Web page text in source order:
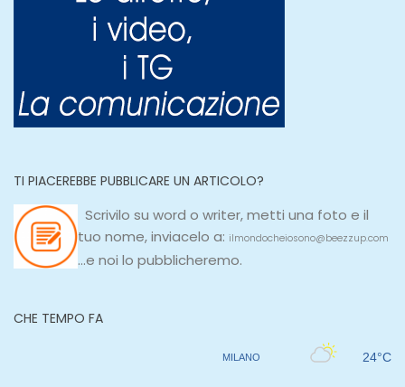
TI PIACEREBBE PUBBLICARE UN ARTICOLO?
Scrivilo su word o writer, metti una foto e il
tuo nome, inviacelo a: ilmondocheiosono@beezzup.com
...e noi lo pubblicheremo.
CHE TEMPO FA